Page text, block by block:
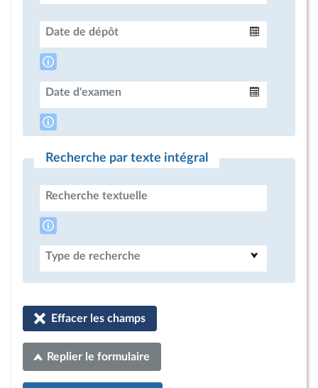
Date de dépôt
Date d'examen
Recherche par texte intégral
Recherche textuelle
Type de recherche
Effacer les champs
Replier le formulaire